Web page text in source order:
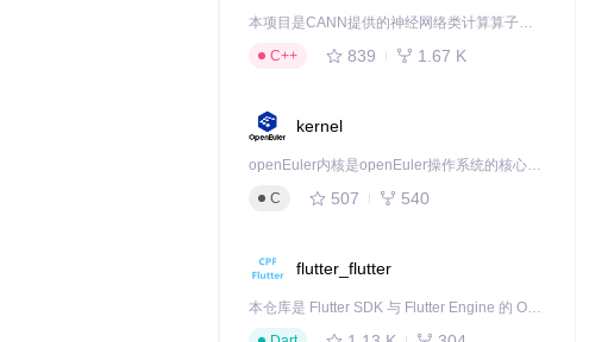
本项目是CANN提供的神经网络类计算算子库，实现网络在NPU上加速计算。
C++
839 1.67 K
kernel
openEuler内核是openEuler操作系统的核心，既是系统性能与稳定性的基石，也是连接处理器、设备与服务的桥梁。
C
507 540
flutter_flutter
本仓库是 Flutter SDK 与 Flutter Engine 的 OpenHarmony 适配版本，由 CPF-Flutter 团队维护。开发者可使用熟悉的 Flutter 技术栈开发 OpenHarmony 应用，3.35.7 及以后的适配版本可基于本仓库源码构建支持 OpenHarmony 的 Flutter Engine。